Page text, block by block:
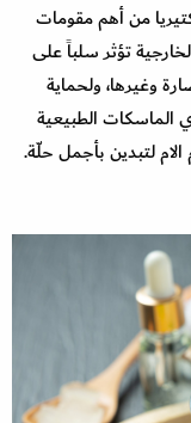
من أهم مقومات
تؤثر سلباً على
وغيرها، ولحماية
الطبيعية
الام لتبدين بأجمل حلّة.